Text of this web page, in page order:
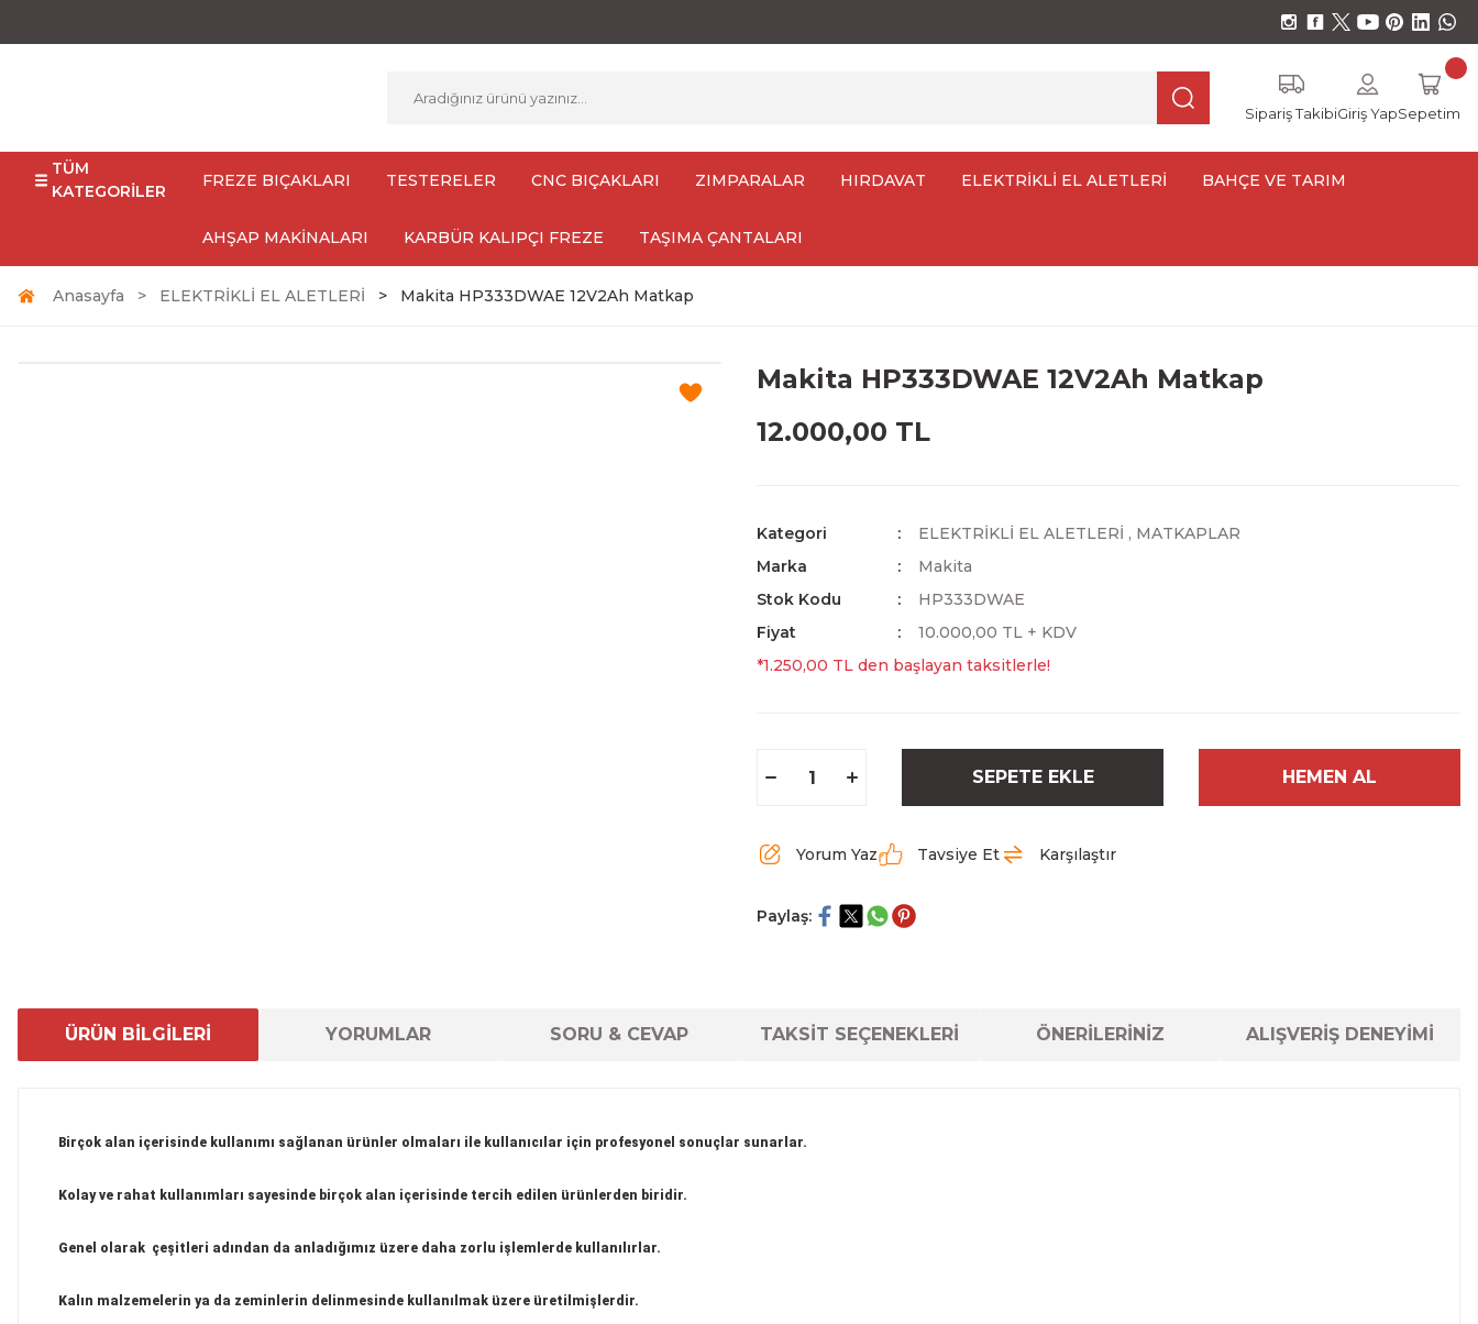
Sipariş TakibiGiriş YapSepetim
TÜM
KATEGORİLER
FREZE BIÇAKLARI TESTERELER CNC BIÇAKLARI ZIMPARALAR HIRDAVAT ELEKTRİKLİ EL ALETLERİ BAHÇE VE TARIM
AHŞAP MAKİNALARI KARBÜR KALIPÇI FREZE TAŞIMA ÇANTALARI
Anasayfa ELEKTRİKLİ EL ALETLERİ Makita HP333DWAE 12V2Ah Matkap
Makita HP333DWAE 12V2Ah Matkap
12.000,00 TL
Kategori ELEKTRİKLİ EL ALETLERİ , MATKAPLAR
Marka
Makita
Stok Kodu
HP333DWAE
Fiyat
10.000,00 TL + KDV
*1.250,00 TL den başlayan taksitlerle!
SEPETE EKLE HEMEN AL
Yorum Yaz Tavsiye Et Karşılaştır
Paylaş:
ÜRÜN BİLGİLERİ YORUMLAR SORU & CEVAP TAKSİT SEÇENEKLERİ ÖNERİLERİNİZ ALIŞVERİŞ DENEYİMİ
Birçok alan içerisinde kullanımı sağlanan ürünler olmaları ile kullanıcılar için profesyonel sonuçlar sunarlar.
Kolay ve rahat kullanımları sayesinde birçok alan içerisinde tercih edilen ürünlerden biridir.
Genel olarak çeşitleri adından da anladığımız üzere daha zorlu işlemlerde kullanılırlar.
Kalın malzemelerin ya da zeminlerin delinmesinde kullanılmak üzere üretilmişlerdir.